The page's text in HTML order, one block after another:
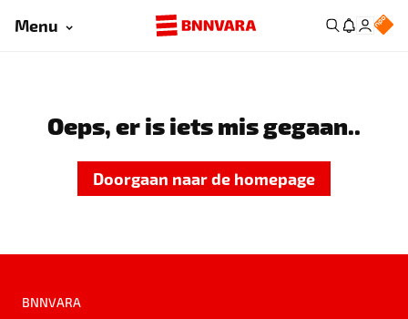
Menu
Oeps, er is iets mis gegaan..
Doorgaan naar de homepage
BNNVARA